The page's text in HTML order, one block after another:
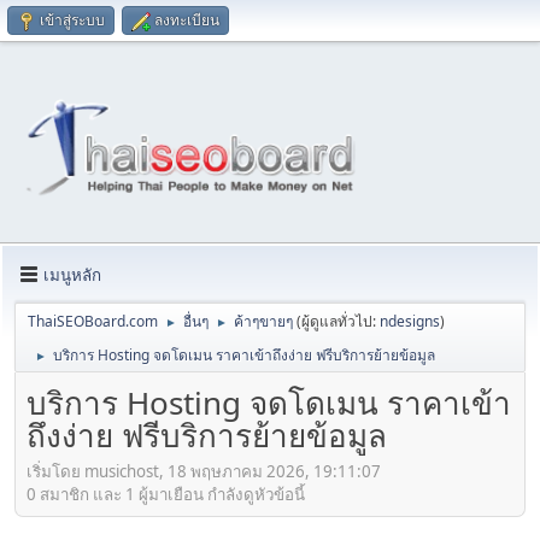
เข้าสู่ระบบ ลงทะเบียน
เมนูหลัก
ThaiSEOBoard.com ► อื่นๆ ► ค้าๆขายๆ(ผู้ดูแลทั่วไป: ndesigns)
► บริการ Hosting จดโดเมน ราคาเข้าถึงง่าย ฟรีบริการย้ายข้อมูล
บริการ Hosting จดโดเมน ราคาเข้า
ถึงง่าย ฟรีบริการย้ายข้อมูล
เริ่มโดย musichost, 18 พฤษภาคม 2026, 19:11:07
0 สมาชิก และ 1 ผู้มาเยือน กำลังดูหัวข้อนี้